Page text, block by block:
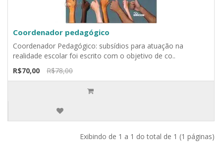
Coordenador pedagógico
Coordenador Pedagógico: subsídios para atuação na
realidade escolar foi escrito com o objetivo de co..
R$70,00
R$78,00
Exibindo de 1 a 1 do total de 1 (1 páginas)